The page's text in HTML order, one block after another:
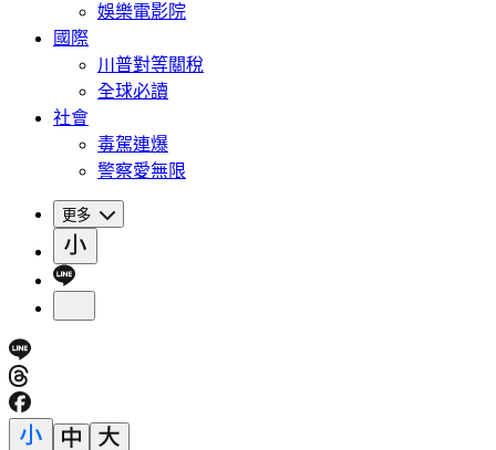
娛樂電影院
國際
川普對等關稅
全球必讀
社會
毒駕連爆
警察愛無限
更多